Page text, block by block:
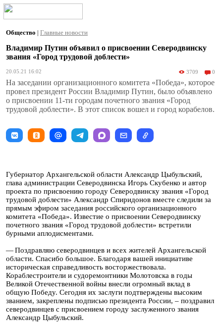
Общество | Главные новости
Владимир Путин объявил о присвоении Северодвинску
звания «Город трудовой доблести»
20.05.21 16:02 3709 0
На заседании организационного комитета «Победа», которое
провел президент России Владимир Путин, было объявлено
о присвоении 11-ти городам почетного звания «Город
трудовой доблести». В этот список вошел и город корабелов.
Губернатор Архангельской области Александр Цыбульский,
глава администрации Северодвинска Игорь Скубенко и автор
проекта по присвоению городу Северодвинску звания «Город
трудовой доблести» Александр Спиридонов вместе следили за
прямым эфиром заседания российского организационного
комитета «Победа». Известие о присвоении Северодвинску
почетного звания «Город трудовой доблести» встретили
бурными аплодисментами.
— Поздравляю северодвинцев и всех жителей Архангельской
области. Спасибо большое. Благодаря вашей инициативе
историческая справедливость восторжествовала.
Кораблестроители и судоремонтники Молотовска в годы
Великой Отечественной войны внесли огромный вклад в
общую Победу. Сегодня их заслуги подтверждены высоким
званием, закреплены подписью президента России, – поздравил
северодвинцев с присвоением городу заслуженного звания
Александр Цыбульский.